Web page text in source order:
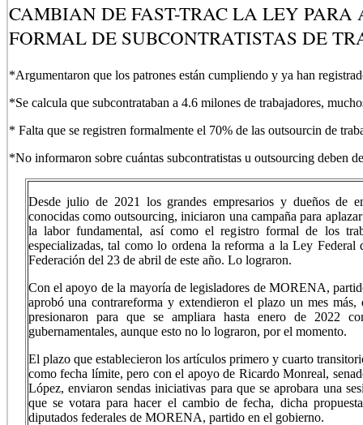
CAMBIAN DE FAST-TRAC LA LEY PARA
FORMAL DE SUBCONTRATISTAS DE
*Argumentaron que los patrones están cumpliendo y ya han
*Se calcula que subcontrataban a 4.6 milones de trabajadores,
* Falta que se registren formalmente el 70% de las outsourcin de
*No informaron sobre cuántas subcontratistas u outsourcing deben
Desde julio de 2021 los grandes empresarios y dueños de
conocidas como outsourcing, iniciaron una campaña para
la labor fundamental, así como el registro formal de los
especializadas, tal como lo ordena la reforma a la Ley
Federación del 23 de abril de este año. Lo lograron.
Con el apoyo de la mayoría de legisladores de MORENA,
aprobó una contrareforma y extendieron el plazo un mes
presionaron para que se ampliara hasta enero de 2022
gubernamentales, aunque esto no lo lograron, por el momento.
El plazo que establecieron los artículos primero y cuarto
como fecha límite, pero con el apoyo de Ricardo Monreal,
López, enviaron sendas iniciativas para que se aprobara una
que se votara para hacer el cambio de fecha, dicha
diputados federales de MORENA, partido en el gobierno.